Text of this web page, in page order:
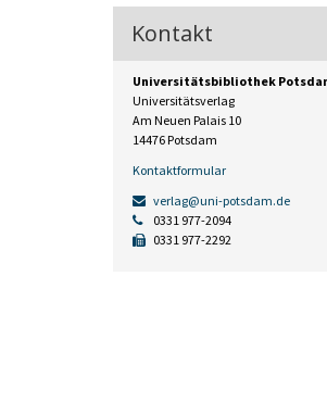
Kontakt
Universitätsbibliothek
Universitätsverlag
Am Neuen Palais 10
14476 Potsdam
Kontaktformular
verlag@uni-potsdam.de
0331 977-2094
0331 977-2292